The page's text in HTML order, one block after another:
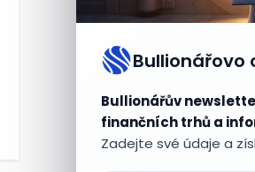
Bullionářovo
Bullionářův
finančních trhů a
Zadejte své údaje a